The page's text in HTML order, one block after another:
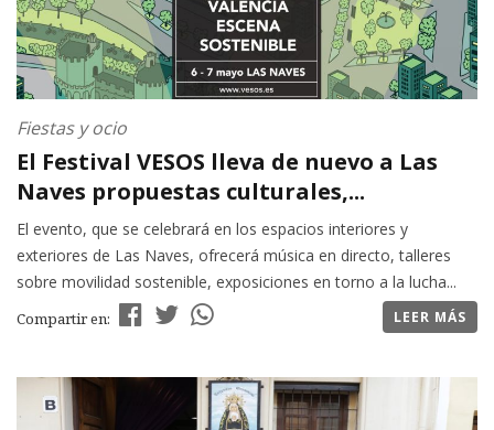
Fiestas y ocio
El Festival VESOS lleva de nuevo a Las
Naves propuestas culturales,...
El evento, que se celebrará en los espacios interiores y
exteriores de Las Naves, ofrecerá música en directo, talleres
sobre movilidad sostenible, exposiciones en torno a la lucha...
Compartir en: LEER MÁS